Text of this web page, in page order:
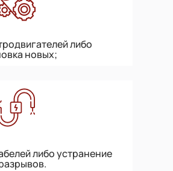
либо
новых;
либо устранение